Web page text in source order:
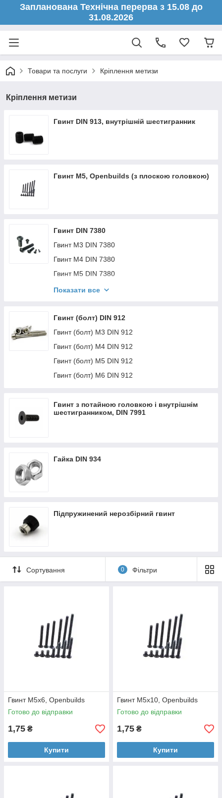
Запланована Технічна перерва з 15.08 до
31.08.2026
Товари та послуги Кріплення метизи
Кріплення метизи
Гвинт DIN 913, внутрішній шестигранник
Гвинт М5, Openbuilds (з плоскою головкою)
Гвинт DIN 7380
Гвинт M3 DIN 7380
Гвинт M4 DIN 7380
Гвинт M5 DIN 7380
Гвинт M6 DIN 7380
Показати все
Гвинт (болт) DIN 912
Гвинт (болт) M3 DIN 912
Гвинт (болт) M4 DIN 912
Гвинт (болт) M5 DIN 912
Гвинт (болт) M6 DIN 912
Гвинт з потайною головкою і внутрішнім
шестигранником, DIN 7991
Гайка DIN 934
Підпружинений нерозбірний гвинт
Сортування 0 Фільтри
Гвинт М5х6, Openbuilds
Готово до відправки
1,75 ₴
Купити
Гвинт М5х10, Openbuilds
Готово до відправки
1,75 ₴
Купити